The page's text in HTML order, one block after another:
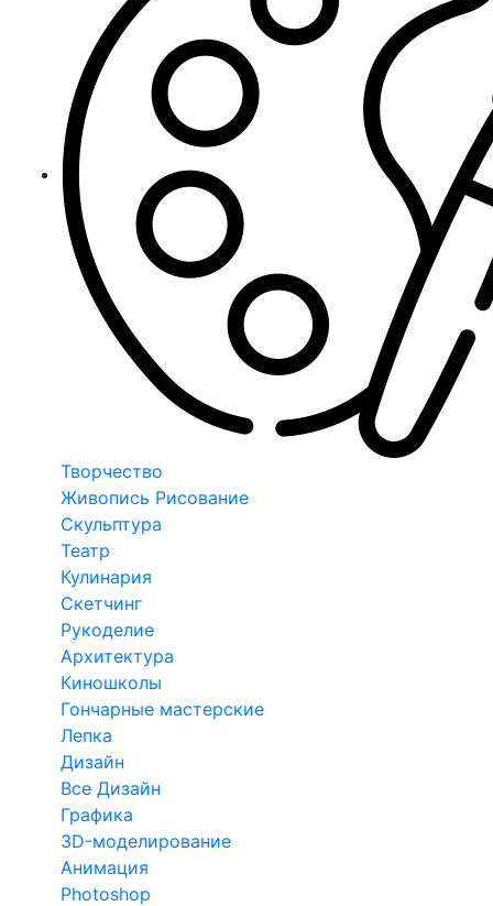
Творчество
Живопись Рисование
Скульптура
Театр
Кулинария
Скетчинг
Рукоделие
Архитектура
Киношколы
Гончарные мастерские
Лепка
Дизайн
Все Дизайн
Графика
3D-моделирование
Анимация
Photoshop